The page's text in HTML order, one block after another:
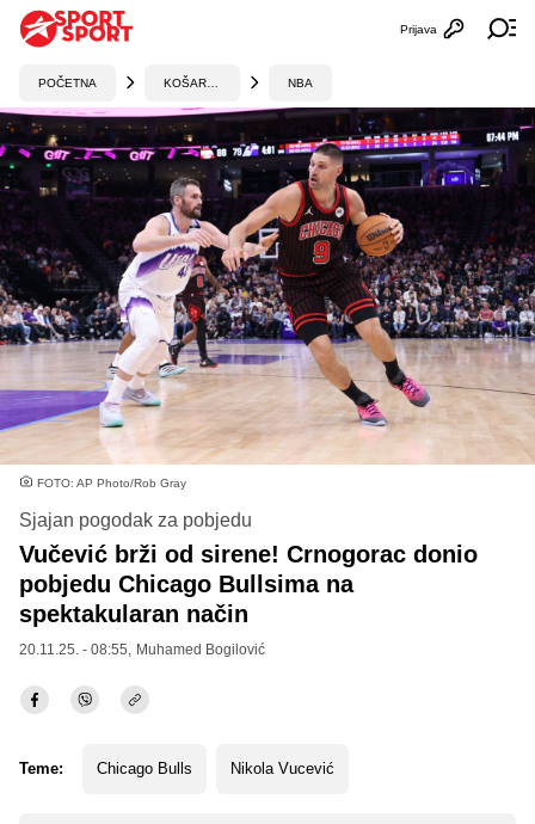
Otvori
Prijava
POČETNA NBA
FOTO: AP Photo/Rob Gray
Sjajan pogodak za pobjedu
Vučević brži od sirene! Crnogorac donio
pobjedu Chicago Bullsima na
spektakularan način
20.11.25. - 08:55, Muhamed Bogilović
Teme: Chicago Bulls Nikola Vucević